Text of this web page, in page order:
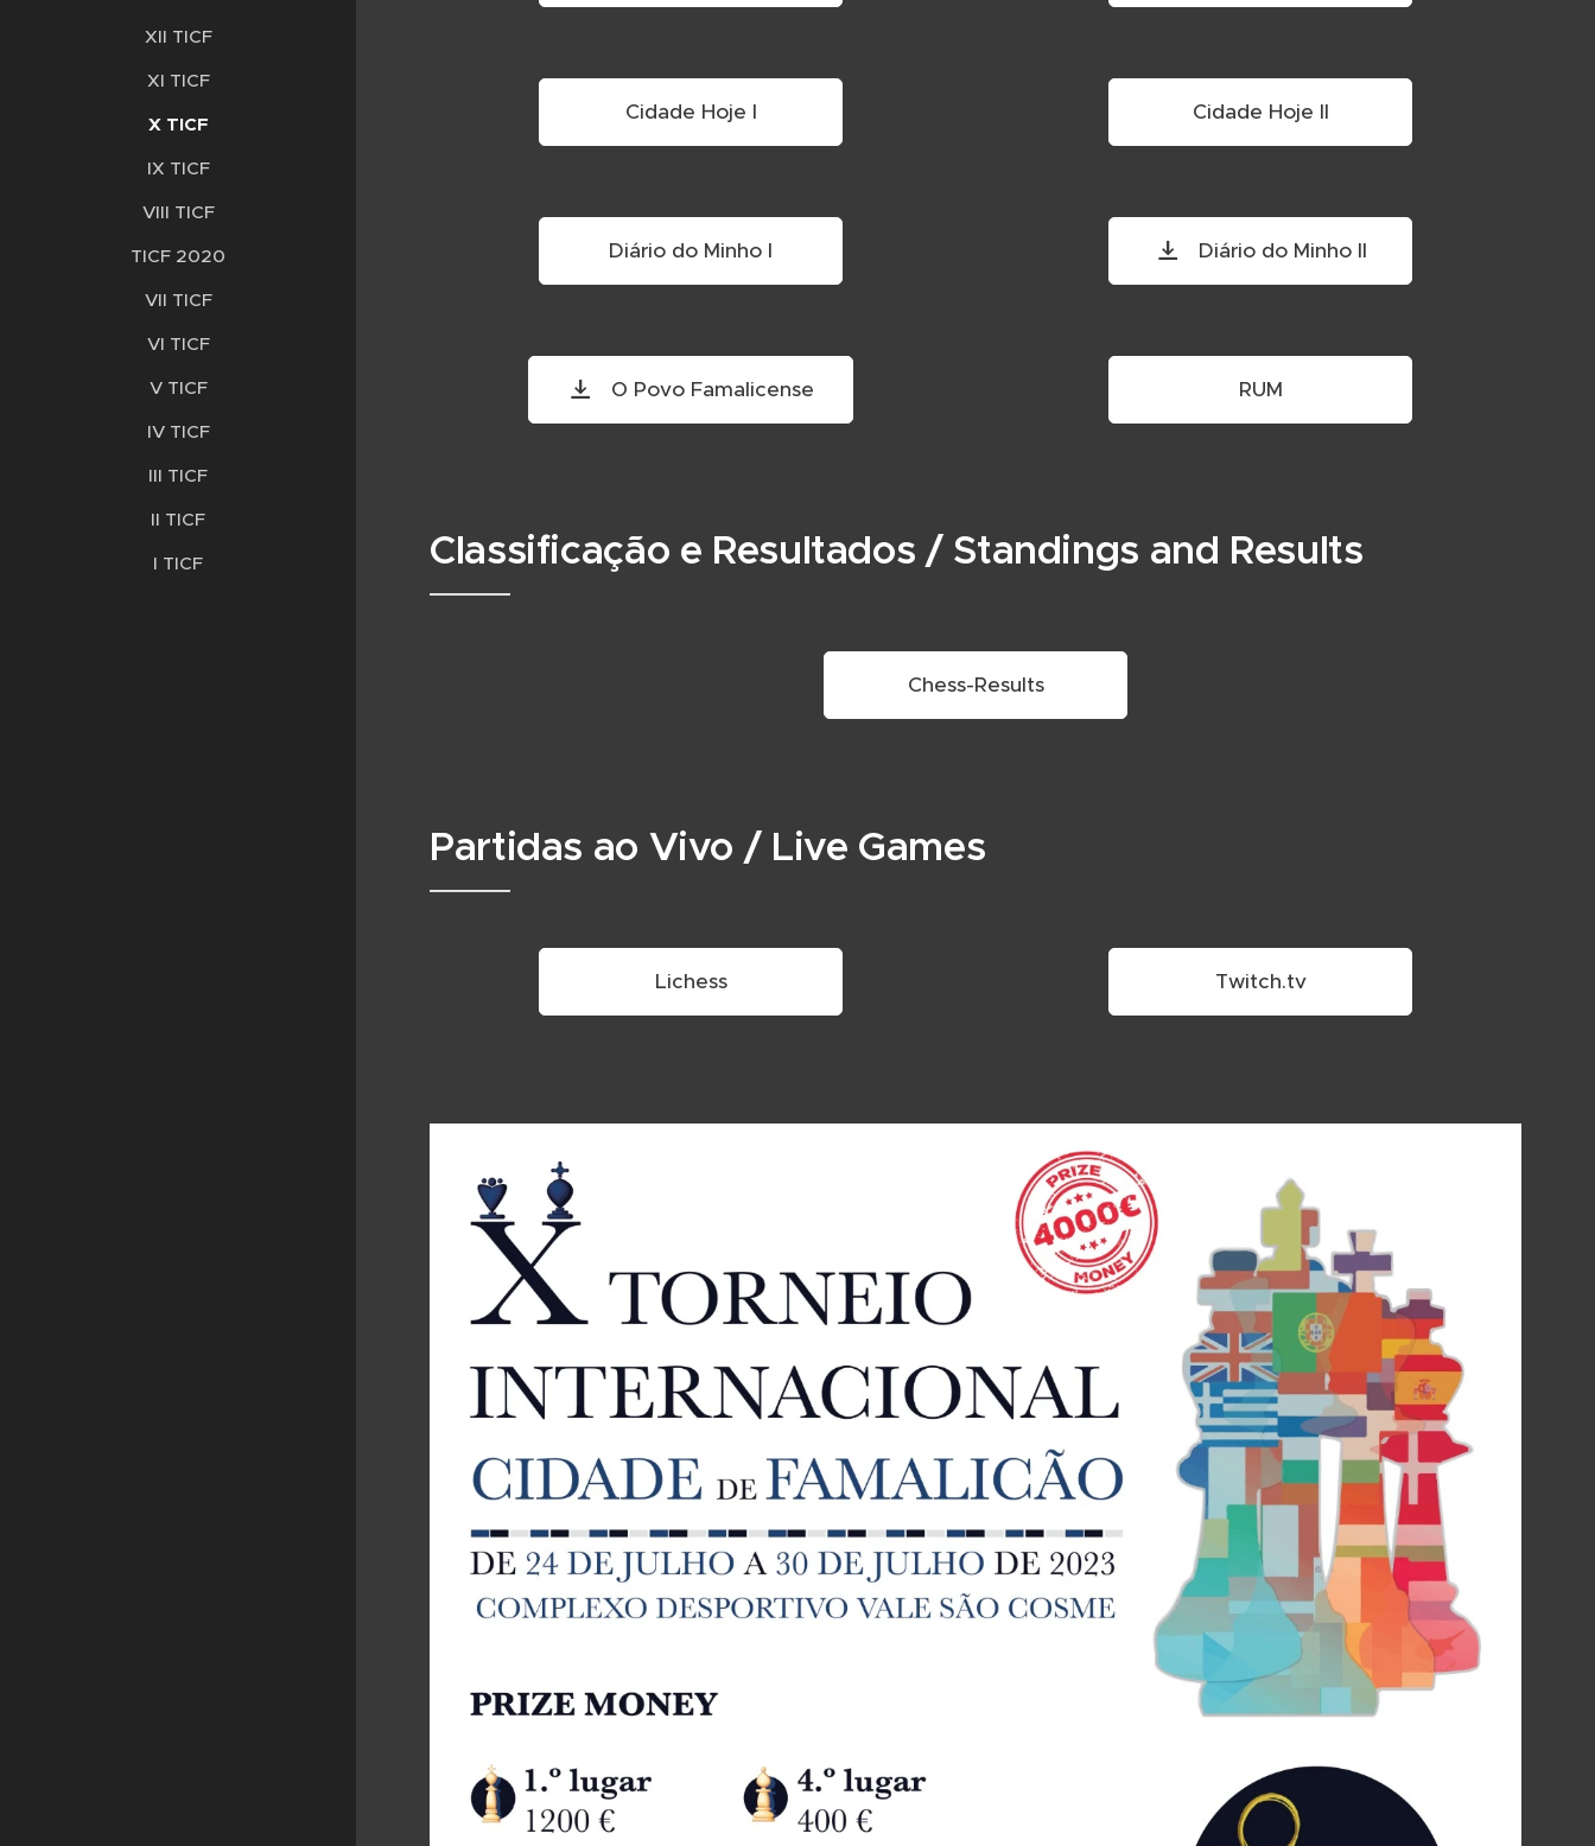
XII TICF
XI TICF
X TICF
IX TICF
VIII TICF
TICF 2020
VII TICF
VI TICF
V TICF
IV TICF
III TICF
II TICF
I TICF
Cidade Hoje I Cidade Hoje II
Diário do Minho I Diário do Minho II
O Povo Famalicense RUM
Classificação e Resultados / Standings and Results
Chess-Results
Partidas ao Vivo / Live Games
Lichess Twitch.tv